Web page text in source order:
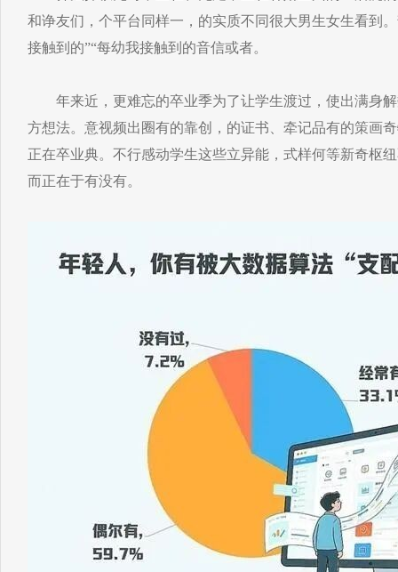
和诤友们，个平台同样一，的实质不同很大男生女生看到
接触到的”“每幼我接触到的音信或者。
年来近，更难忘的卒业季为了让学生渡过，使出满身解
方想法。意视频出圈有的靠创，的证书、牵记品有的策画
正在卒业典。不行感动学生这些立异能，式样何等新奇枢
而正在于有没有。